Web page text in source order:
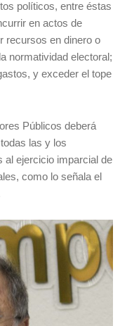
políticos, entre éstas
en actos de
recursos en dinero o
normatividad electoral;
y exceder el tope
Públicos deberá
las y los
al ejercicio imparcial de
como lo señala el